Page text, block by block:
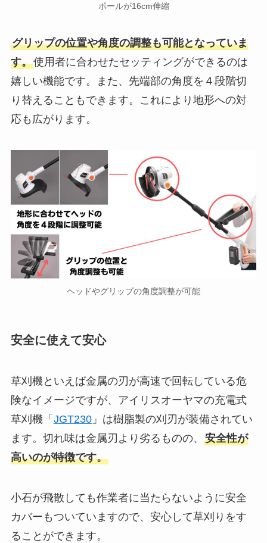
ポールが16cm伸縮
グリップの位置や角度の調整も可能となっていま
す。使用者に合わせたセッティングができるのは
嬉しい機能です。また、先端部の角度を４段階切
り替えることもできます。これにより地形への対
応も広がります。
ヘッドやグリップの角度調整が可能
安全に使えて安心
草刈機といえば金属の刃が高速で回転している危
険なイメージですが、アイリスオーヤマの充電式
草刈機「 JGT230」は樹脂製の刈刃が装備されてい
ます。切れ味は金属刃より劣るものの、 安全性が
高いのが特徴です。
小石が飛散しても作業者に当たらないように安全
カバーもついていますので、安心して草刈りをす
ることができます。